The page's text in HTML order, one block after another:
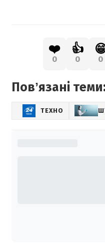
❤️
0
👍
0 0
Повʼязані теми:
ТЕХНО